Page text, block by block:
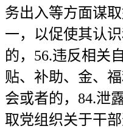
务出入等方面谋
一，以促使其认
的，56.违反相关
贴、补助、金、
会或者的，84.泄
取党组织关于干